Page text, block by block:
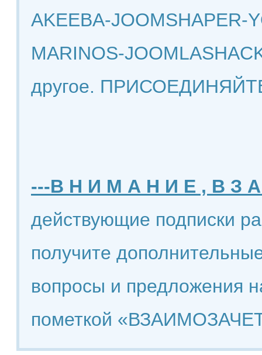
AKEEBA-JOOMSHAPER-
MARINOS-
другое.
---В Н И М А Н И Е , В З
действующие подписки
получите
вопросы и предложения
пометкой